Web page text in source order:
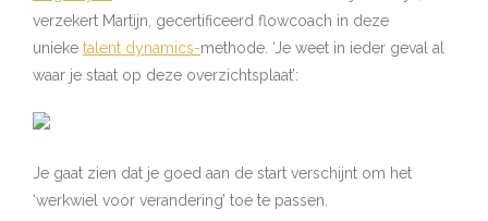
verzekert Martijn, gecertificeerd flowcoach in deze
unieke talent dynamics-methode. ‘Je weet in ieder geval al
waar je staat op deze overzichtsplaat’:
Je gaat zien dat je goed aan de start verschijnt om het
‘werkwiel voor verandering’ toe te passen.